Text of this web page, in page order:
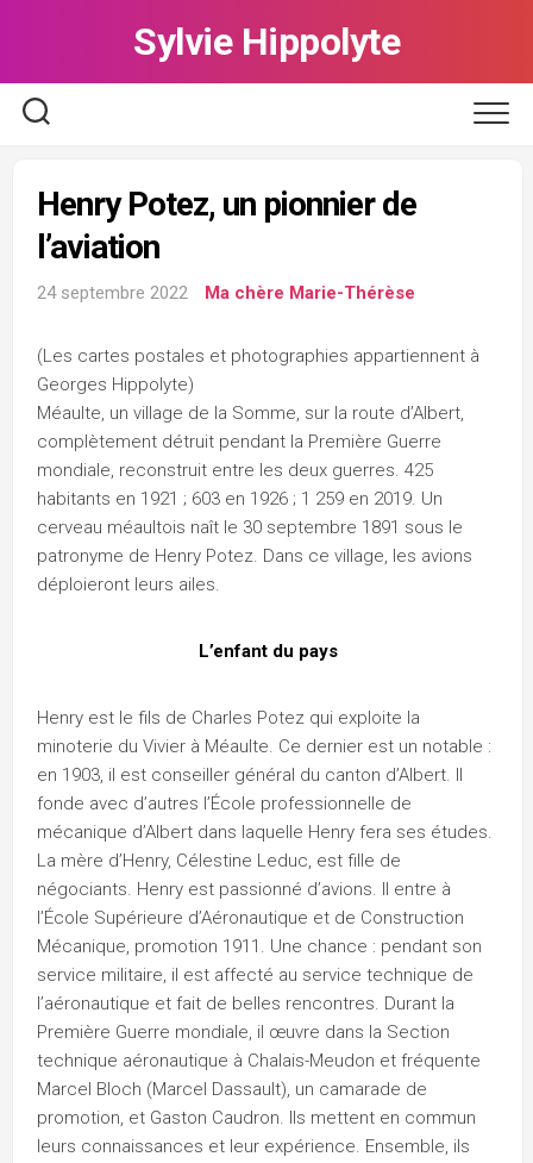
Sylvie Hippolyte
Henry Potez, un pionnier de
l’aviation
24 septembre 2022 Ma chère Marie-Thérèse
(Les cartes postales et photographies appartiennent à
Georges Hippolyte)
Méaulte, un village de la Somme, sur la route d’Albert,
complètement détruit pendant la Première Guerre
mondiale, reconstruit entre les deux guerres. 425
habitants en 1921 ; 603 en 1926 ; 1 259 en 2019. Un
cerveau méaultois naît le 30 septembre 1891 sous le
patronyme de Henry Potez. Dans ce village, les avions
déploieront leurs ailes.
L’enfant du pays
Henry est le fils de Charles Potez qui exploite la
minoterie du Vivier à Méaulte. Ce dernier est un notable :
en 1903, il est conseiller général du canton d’Albert. Il
fonde avec d’autres l’École professionnelle de
mécanique d’Albert dans laquelle Henry fera ses études.
La mère d’Henry, Célestine Leduc, est fille de
négociants. Henry est passionné d’avions. Il entre à
l’École Supérieure d’Aéronautique et de Construction
Mécanique, promotion 1911. Une chance : pendant son
service militaire, il est affecté au service technique de
l’aéronautique et fait de belles rencontres. Durant la
Première Guerre mondiale, il œuvre dans la Section
technique aéronautique à Chalais-Meudon et fréquente
Marcel Bloch (Marcel Dassault), un camarade de
promotion, et Gaston Caudron. Ils mettent en commun
leurs connaissances et leur expérience. Ensemble, ils